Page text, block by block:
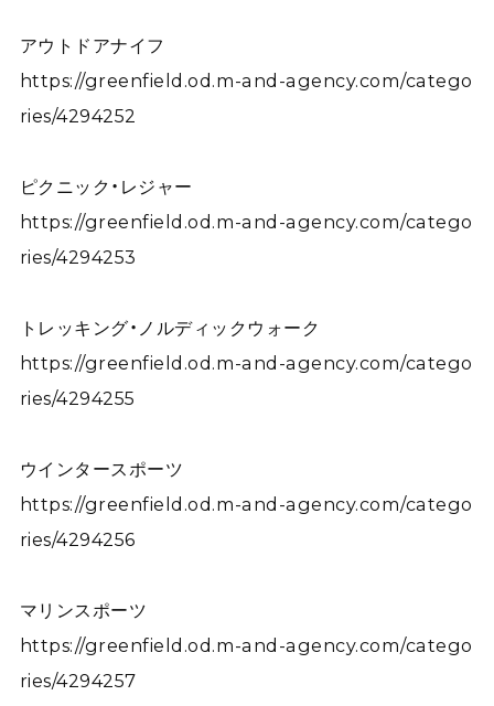
アウトドアナイフ
https://greenfield.od.m-and-agency.com/catego
ries/4294252
ピクニック・レジャー
https://greenfield.od.m-and-agency.com/catego
ries/4294253
トレッキング・ノルディックウォーク
https://greenfield.od.m-and-agency.com/catego
ries/4294255
ウインタースポーツ
https://greenfield.od.m-and-agency.com/catego
ries/4294256
マリンスポーツ
https://greenfield.od.m-and-agency.com/catego
ries/4294257